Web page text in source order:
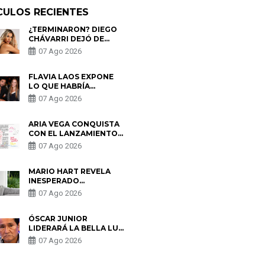
RECIENTES
¿TERMINARON? DIEGO
CHÁVARRI DEJÓ DE
SEGUIR A GABRIELA
HERRERA Y ANUNCIA SU
07 Ago 2026
FLAVIA LAOS EXPONE
LO QUE HABRÍA
BUSCADO PABLO
HEREDIA CON ALE
PARTES QUERÍA EL
REMEMBER”
07 Ago 2026
ARIA VEGA CONQUISTA
CON EL LANZAMIENTO
DE “TOTOTO (+4)”
07 Ago 2026
MARIO HART REVELA
INESPERADO
PROBLEMA DE SALUD
ANTES DE SEPARARSE
ENCONTRARON UN
TUMOR”
07 Ago 2026
ÓSCAR JUNIOR
LIDERARÁ LA BELLA LUZ
TRAS SALIDA DE SU
PADRE POR POLÉMICA
07 Ago 2026